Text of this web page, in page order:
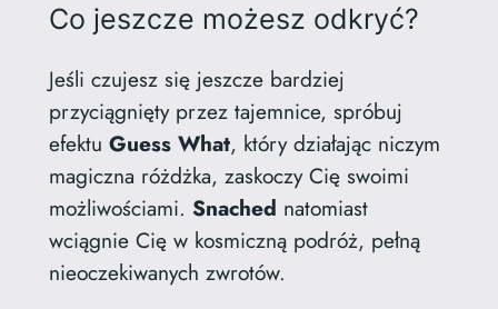
Co jeszcze możesz odkryć?
Jeśli czujesz się jeszcze bardziej
przyciągnięty przez tajemnice, spróbuj
efektu Guess What, który działając niczym
magiczna różdżka, zaskoczy Cię swoimi
możliwościami. Snached natomiast
wciągnie Cię w kosmiczną podróż, pełną
nieoczekiwanych zwrotów.